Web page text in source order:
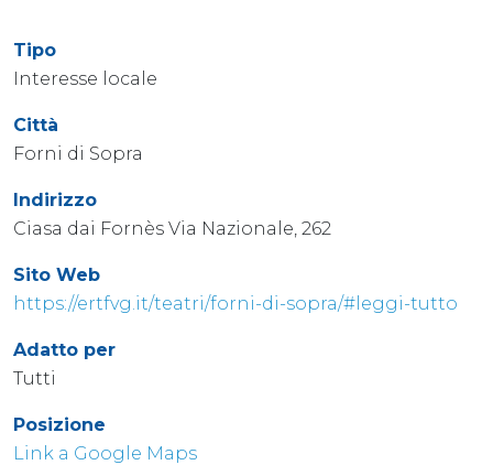
Tipo
Interesse locale
Città
Forni di Sopra
Indirizzo
Ciasa dai Fornès Via Nazionale, 262
Sito Web
https://ertfvg.it/teatri/forni-di-sopra/#leggi-tutto
Adatto per
Tutti
Posizione
Link a Google Maps